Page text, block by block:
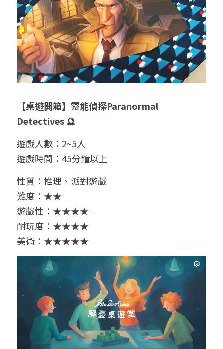
【桌遊開箱】靈能偵探Paranormal
Detectives 🔮
遊戲人數：2~5人
遊戲時間：45分鐘以上
性質：推理、派對遊戲
難度：★★
遊戲性：★★★★
耐玩度：★★★★
美術： ★★★★★